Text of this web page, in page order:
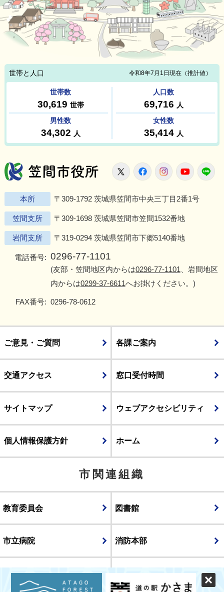
笠間市役所
X FacebookInstagram
本所 〒309-1792 茨城県笠間市中央三丁目2番1号
笠間支所 〒309-1698 茨城県笠間市笠間1532番地
岩間支所 〒319-0294 茨城県笠間市下郷5140番地
電話番号: 0296-77-1101
(友部・笠間地区内からは0296-77-1101 、岩間地区
内からは0299-37-6611へお掛けください。)
FAX番号: 0296-78-0612
ご意見・ご質問 各課ご案内
交通アクセス 窓口受付時間
サイトマップ ウェブアクセシビリティ
個人情報保護方針 ホーム
市関連組織
教育委員会 図書館
市立病院 消防本部
議会